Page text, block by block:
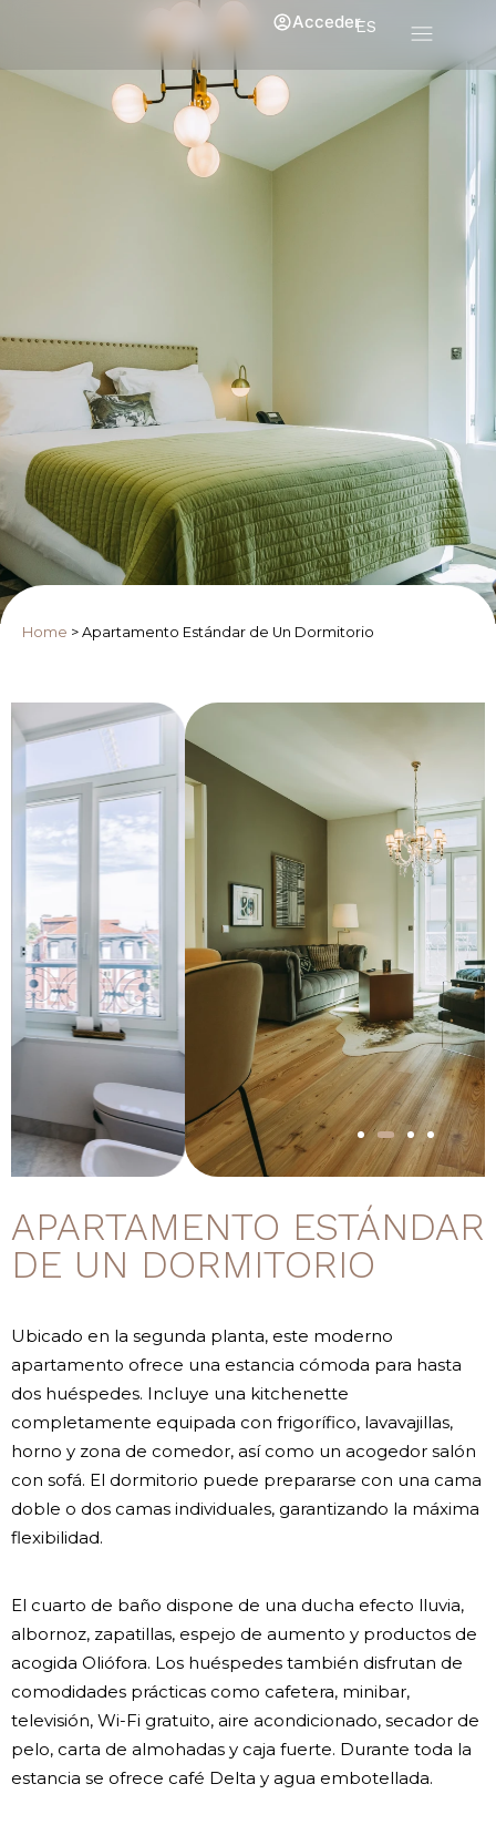
ES
Acceder
Home > Apartamento Estándar de Un Dormitorio
APARTAMENTO ESTÁNDAR
DE UN DORMITORIO
Ubicado en la segunda planta, este moderno
apartamento ofrece una estancia cómoda para hasta
dos huéspedes. Incluye una kitchenette
completamente equipada con frigorífico, lavavajillas,
horno y zona de comedor, así como un acogedor salón
con sofá. El dormitorio puede prepararse con una cama
doble o dos camas individuales, garantizando la máxima
flexibilidad.
El cuarto de baño dispone de una ducha efecto lluvia,
albornoz, zapatillas, espejo de aumento y productos de
acogida Oliófora. Los huéspedes también disfrutan de
comodidades prácticas como cafetera, minibar,
televisión, Wi-Fi gratuito, aire acondicionado, secador de
pelo, carta de almohadas y caja fuerte. Durante toda la
estancia se ofrece café Delta y agua embotellada.